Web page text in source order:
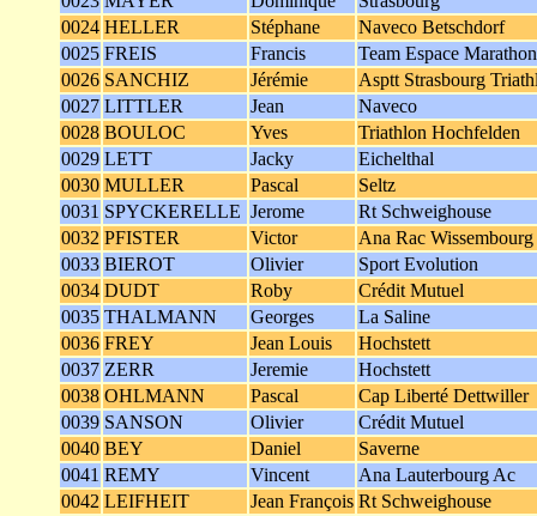
0024 HELLER Stéphane
Naveco Betschdorf
0025 FREIS Francis
Team Espace Marathon
0026 SANCHIZ Jérémie
Asptt Strasbourg
0027 LITTLER Jean
Naveco
0028 BOULOC Yves
Triathlon Hochfelden
0029 LETT Jacky
Eichelthal
0030 MULLER Pascal
Seltz
0031 SPYCKERELLE Jerome
Rt Schweighouse
0032 PFISTER Victor
Ana Rac Wissembourg
0033 BIEROT Olivier
Sport Evolution
0034 DUDT Roby
Crédit Mutuel
0035 THALMANN Georges
La Saline
0036 FREY Jean Louis
Hochstett
0037 ZERR Jeremie
Hochstett
0038 OHLMANN Pascal
Cap Liberté Dettwiller
0039 SANSON Olivier
Crédit Mutuel
0040 BEY Daniel
Saverne
0041 REMY Vincent
Ana Lauterbourg Ac
0042 LEIFHEIT Jean François Rt Schweighouse